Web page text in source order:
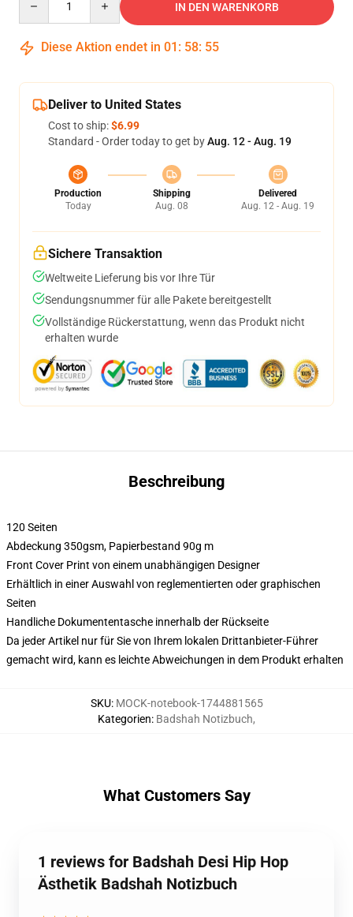
IN DEN WARENKORB
Diese Aktion endet in 01 : 58: 55
Deliver to United States
Cost to ship:$6.99
Standard - Order today to get byAug. 12 - Aug. 19
Production
Today
Shipping
Aug. 08
Delivered
Aug. 12 - Aug. 19
Sichere Transaktion
Weltweite Lieferung bis vor Ihre Tür
Sendungsnummer für alle Pakete bereitgestellt
Vollständige Rückerstattung, wenn das Produkt nicht
erhalten wurde
Beschreibung
120 Seiten
Abdeckung 350gsm, Papierbestand 90g m
Front Cover Print von einem unabhängigen Designer
Erhältlich in einer Auswahl von reglementierten oder graphischen
Seiten
Handliche Dokumententasche innerhalb der Rückseite
Da jeder Artikel nur für Sie von Ihrem lokalen Drittanbieter-Führer
gemacht wird, kann es leichte Abweichungen in dem Produkt erhalten
SKU: MOCK-notebook-1744881565
Kategorien: Badshah Notizbuch,
What Customers Say
1 reviews for Badshah Desi Hip Hop
Ästhetik Badshah Notizbuch